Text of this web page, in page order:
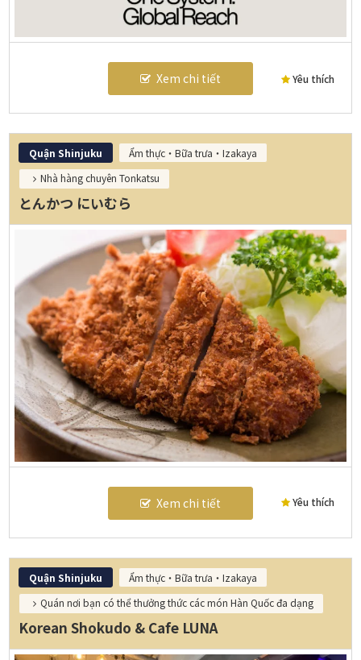
Yêu thích
Xem chi tiết
Quận Shinjuku
Ẩm thực・Bữa trưa・Izakaya
Nhà hàng chuyên Tonkatsu
Yêu thích
とんかつ にいむら
Xem chi tiết
Quận Shinjuku
Ẩm thực・Bữa trưa・Izakaya
Quán nơi bạn có thể thưởng thức các món Hàn Quốc đa dạng
Korean Shokudo & Cafe LUNA